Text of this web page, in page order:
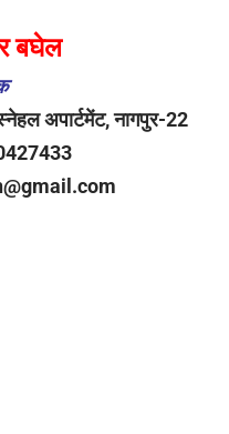
बघेल
अपार्टमेंट, नागपुर-22